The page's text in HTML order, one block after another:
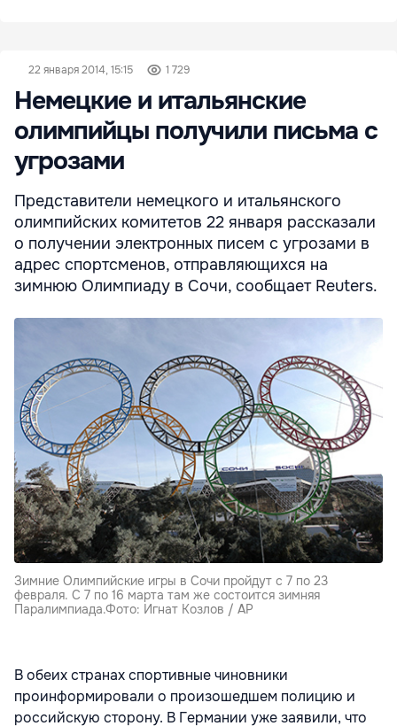
22 января 2014, 15:15 1 729
Немецкие и итальянские
олимпийцы получили письма с
угрозами
Представители немецкого и итальянского
олимпийских комитетов 22 января рассказали
о получении электронных писем с угрозами в
адрес спортсменов, отправляющихся на
зимнюю Олимпиаду в Сочи, сообщает Reuters.
Зимние Олимпийские игры в Сочи пройдут с 7 по 23
февраля. С 7 по 16 марта там же состоится зимняя
Паралимпиада.Фото: Игнат Козлов / AP
В обеих странах спортивные чиновники
проинформировали о произошедшем полицию и
российскую сторону. В Германии уже заявили, что